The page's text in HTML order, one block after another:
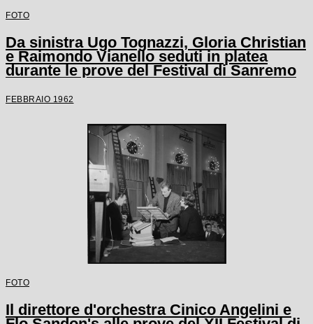
FOTO
Da sinistra Ugo Tognazzi, Gloria Christian
e Raimondo Vianello seduti in platea
durante le prove del Festival di Sanremo
FEBBRAIO 1962
FOTO
Il direttore d'orchestra Cinico Angelini e